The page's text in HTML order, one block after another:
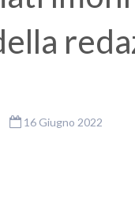
16 Giugno 2022